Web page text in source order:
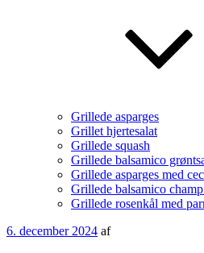
Grillede asparges
Grillet hjertesalat
Grillede squash
Grillede balsamico
Grillede asparges med
Grillede balsamico
Grillede rosenkål med
Udgivet
6. december 2024 af